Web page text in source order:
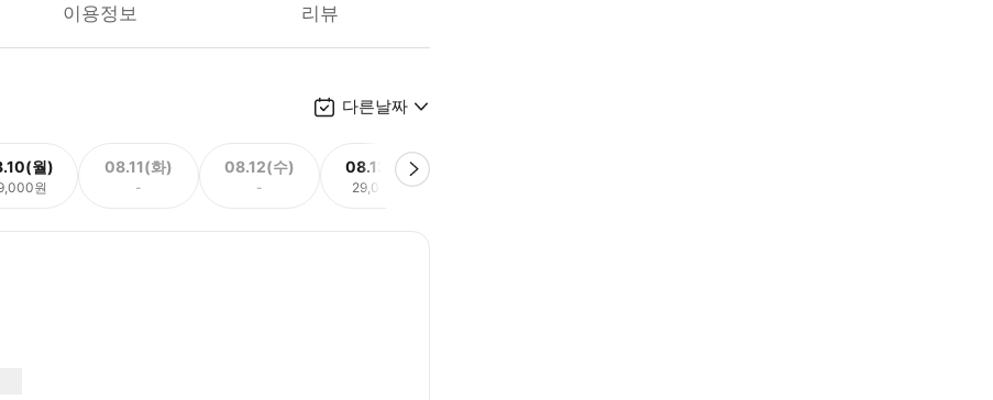
이용정보 리뷰
다른날짜
월)
원
08.11(화)
-
08.12(수)
-
08.13(목)
29,000원